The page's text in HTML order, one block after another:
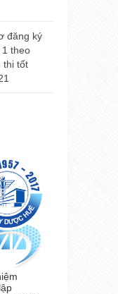
đăng ký
theo
thi tốt